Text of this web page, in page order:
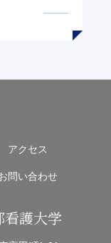
アクセス
問い合わせ
看護大学